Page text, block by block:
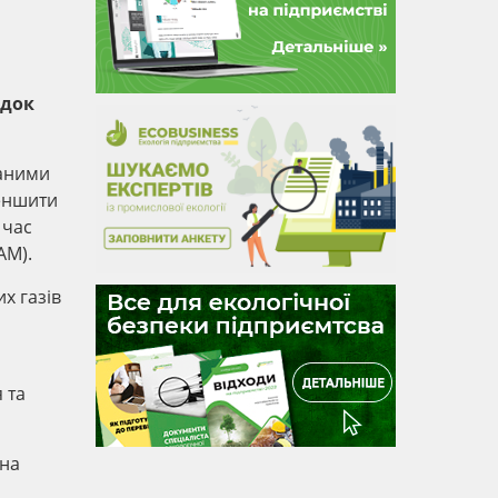
газів
та